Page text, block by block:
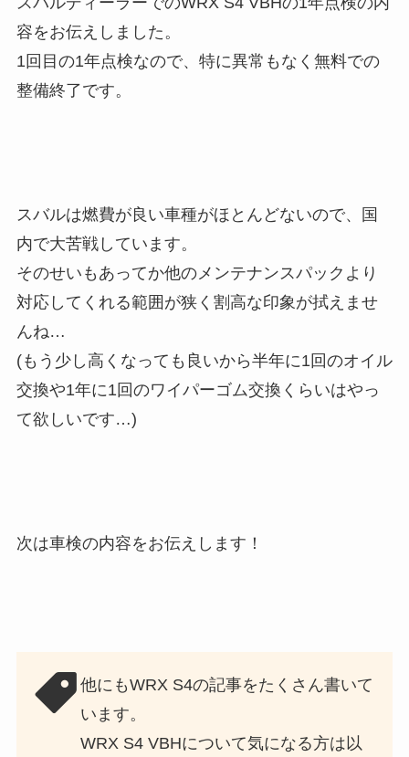
容をお伝えしました。
1回目の1年点検なので、特に異常もなく無料での
整備終了です。
スバルは燃費が良い車種がほとんどないので、国
内で大苦戦しています。
そのせいもあってか他のメンテナンスパックより
対応してくれる範囲が狭く割高な印象が拭えませ
んね…
(もう少し高くなっても良いから半年に1回のオイル
交換や1年に1回のワイパーゴム交換くらいはやっ
て欲しいです…)
次は車検の内容をお伝えします！
他にもWRX S4の記事をたくさん書いて
います。
WRX S4 VBHについて気になる方は以